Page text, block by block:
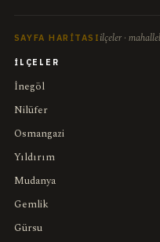
SAYFA HARITASI ilçeler ·
İLÇELER
İnegöl
Nilüfer
Osmangazi
Yıldırım
Mudanya
Gemlik
Gürsu